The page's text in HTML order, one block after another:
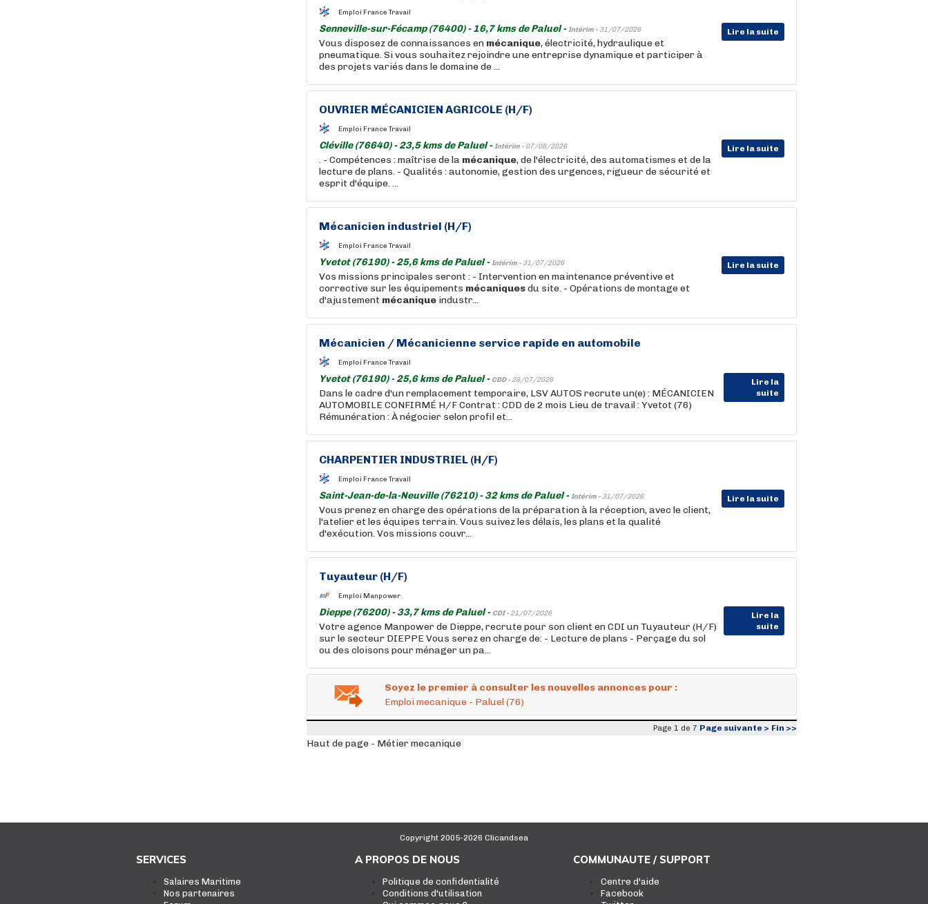
Emploi France Travail
Senneville-sur-Fécamp (76400) - 16,7 kms de Paluel -Intérim - 31/07/2026 Lire la suite
Vous disposez de connaissances en mécanique, électricité, hydraulique et
pneumatique. Si vous souhaitez rejoindre une entreprise dynamique et participer à
des projets variés dans le domaine de ...
OUVRIER MÉCANICIEN AGRICOLE (H/F)
Emploi France Travail
Cléville (76640) - 23,5 kms de Paluel -Intérim - 07/08/2026 Lire la suite
. - Compétences : maîtrise de la mécanique, de l'électricité, des automatismes et de la
lecture de plans. - Qualités : autonomie, gestion des urgences, rigueur de sécurité et
esprit d'équipe. ...
Mécanicien industriel (H/F)
Emploi France Travail
Yvetot (76190) - 25,6 kms de Paluel -Intérim - 31/07/2026 Lire la suite
Vos missions principales seront : - Intervention en maintenance préventive et
corrective sur les équipements mécaniquesdu site. - Opérations de montage et
d'ajustement mécanique industr...
Mécanicien / Mécanicienne service rapide en automobile
Emploi France Travail
Yvetot (76190) - 25,6 kms de Paluel - CDD - 28/07/2026
Lire la
suite
Dans le cadre d'un remplacement temporaire, LSV AUTOS recrute un(e) : MÉCANICIEN
AUTOMOBILE CONFIRMÉ H/F Contrat : CDD de 2 mois Lieu de travail : Yvetot (76)
Rémunération : À négocier selon profil et...
CHARPENTIER INDUSTRIEL (H/F)
Emploi France Travail
Saint-Jean-de-la-Neuville (76210) - 32 kms de Paluel -Intérim - 31/07/2026 Lire la suite
Vous prenez en charge des opérations de la préparation à la réception, avec le client,
l'atelier et les équipes terrain. Vous suivez les délais, les plans et la qualité
d'exécution. Vos missions couvr...
Tuyauteur (H/F)
Emploi Manpower
Dieppe (76200) - 33,7 kms de Paluel - CDI - 21/07/2026
Lire la
suite
Votre agence Manpower de Dieppe, recrute pour son client en CDI un Tuyauteur (H/F)
sur le secteur DIEPPE Vous serez en charge de: - Lecture de plans - Perçage du sol
ou des cloisons pour ménager un pa...
Soyez le premier à consulter les nouvelles annonces pour :
Emploi mecanique - Paluel (76)
Page 1 de 7 Page suivante > Fin >>
Haut de page - Métier mecanique
Copyright 2005-2026 Clicandsea
SERVICES
Salaires Maritime
Nos partenaires
A PROPOS DE NOUS
Politique de confidentialité
Conditions d'utilisation
COMMUNAUTE / SUPPORT
Centre d'aide
Facebook